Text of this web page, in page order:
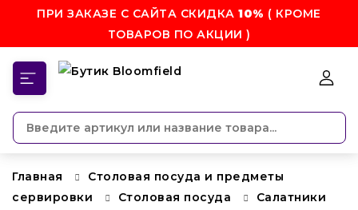
ПРИ ЗАКАЗЕ С САЙТА СКИДКА10% ( КРОМЕ
ТОВАРОВ ПО АКЦИИ )
Главная
Столовая посуда и предметы
сервировки
Столовая посуда
Салатники